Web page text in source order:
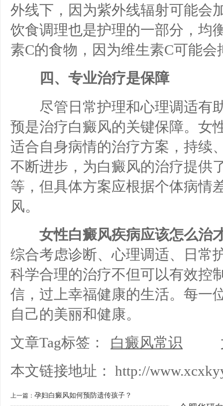
外线下，因为紫外线辐射可能会
饮食调理也是护理的一部分，均
素C的食物，因为维生素C可能
四、专业治疗是保障
尽管日常护理和心理调适有
预是治疗白癜风的关键保障。女
适合自身病情的治疗方案，持续
不断进步，为白癜风的治疗提供
等，但具体方案应根据个体病情
风。
女性白癜风疾病应该怎么治
综合考虑诊断、心理调适、日常
科学合理的治疗不但可以有效控
信，过上幸福健康的生活。每一
自己的美丽和健康。
文章Tag标签：
白癜风常识
本文链接地址：
http://
上一篇： 孕妇白癜风如何预防遗传孩子？